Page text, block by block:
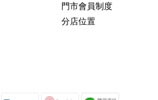
門市會員制度
分店位置